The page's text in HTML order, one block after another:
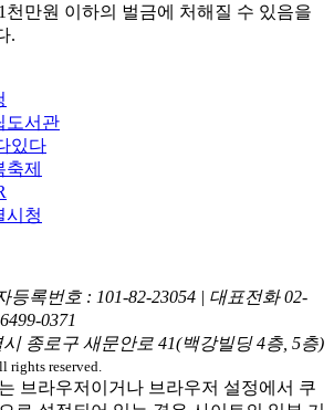
천만원 이하의 벌금에 처해질 수 있음을
.
도서관
있다
제
시청
등록번호 : 101-82-23054 | 대표전화02-
0371
종로구 새문안로 41(백강빌딩 4층, 5층)
reserved.
브라우저이거나 브라우저 설정에서 쿠